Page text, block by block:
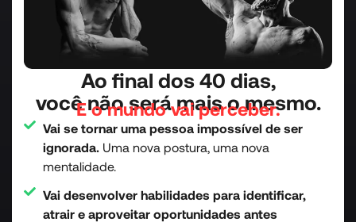
Ao final dos 40 dias,
você não será mais o mesmo.
E o mundo vai perceber.
Vai se tornar uma pessoa impossível de ser
ignorada. Uma nova postura, uma nova
mentalidade.
Vai desenvolver habilidades para identificar,
atrair e aproveitar oportunidades antes